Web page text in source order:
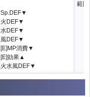
Sp.DEF▼
火DEF▼
水DEF▼
風DEF▼
[E]MP消費▼
[E]効果▲
火水風DEF▼
範